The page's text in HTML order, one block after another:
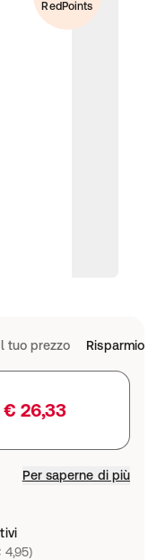
RedPoints
tuo prezzo Risparmio
€ 26,33
Per saperne di più